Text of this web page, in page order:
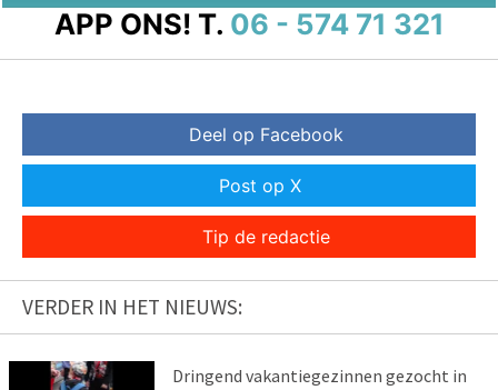
APP ONS! T. 06 - 574 71 321
Deel op Facebook
Post op X
Tip de redactie
VERDER IN HET NIEUWS:
Dringend vakantiegezinnen gezocht in